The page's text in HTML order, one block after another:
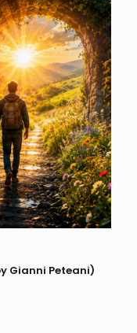
Gianni Peteani)